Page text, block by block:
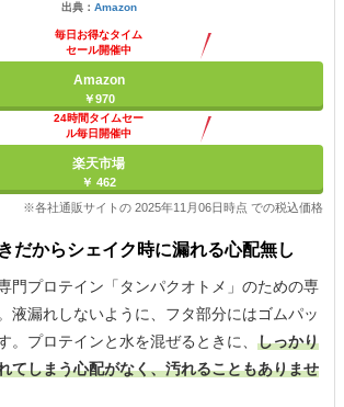
出典： Amazon
毎日お得なタイム
セール開催中
Amazon
￥970
24時間タイムセー
ル毎日開催中
楽天市場
￥ 462
※各社通販サイトの 2025年11月06日時点 での税込価格
だからシェイク時に漏れる心配無し
門プロテイン「タンパクオトメ」のための専
液漏れしないように、フタ部分にはゴムパッ
。プロテインと水を混ぜるときに、 しっかり
てしまう心配がなく、汚れることもありませ